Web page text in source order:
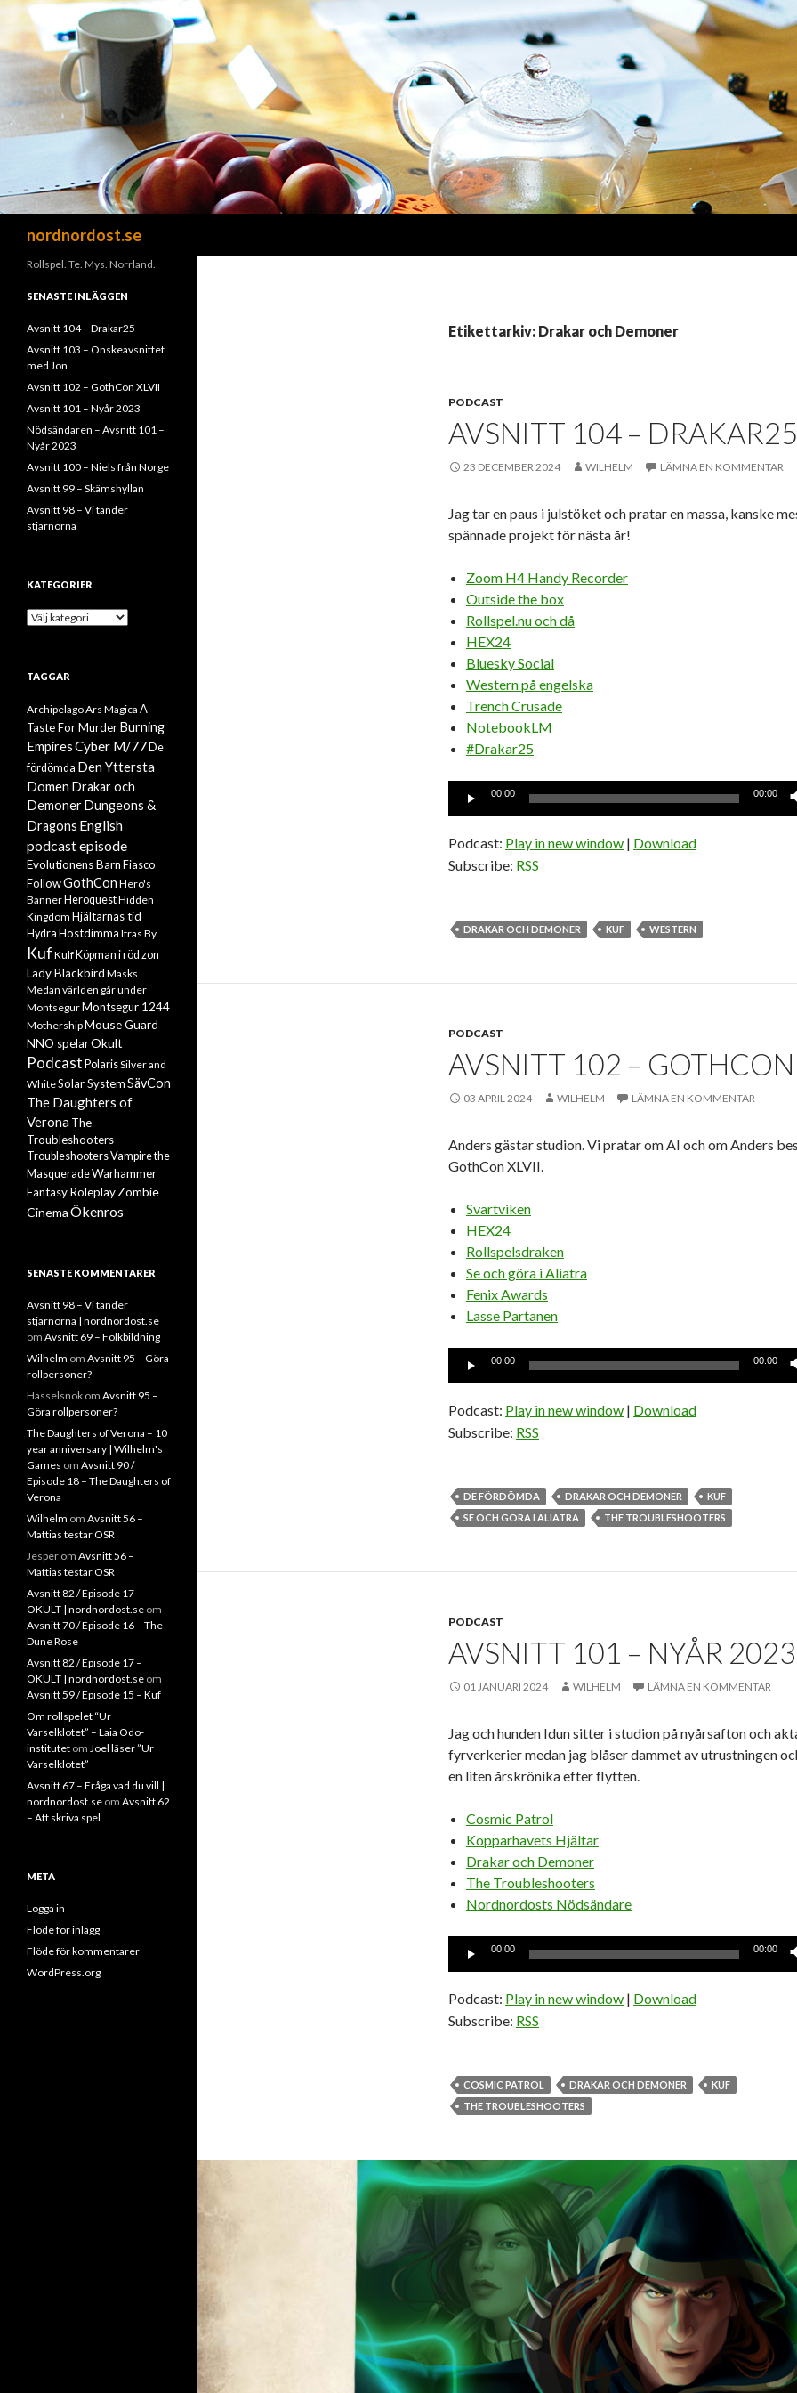
nordnordost.se
Etikettarkiv: Drakar och Demoner
PODCAST
AVSNITT 104 – DRAKAR25
23 DECEMBER 2024 WILHELM LÄMNA EN KOMMENTAR
Jag tar en paus i julstöket och pratar en massa, kanske
spännade projekt för nästa år!
Zoom H4 Handy Recorder
Outside the box
Rollspel.nu och då
HEX24
Bluesky Social
Western på engelska
Trench Crusade
NotebookLM
#Drakar25
Ljudspelare
00:00 00:00
Podcast: Play in new window | Download
Subscribe: RSS
DRAKAR OCH DEMONER KUF WESTERN
PODCAST
AVSNITT 102 – GOTHCON
03 APRIL 2024 WILHELM LÄMNA EN KOMMENTAR
Anders gästar studion. Vi pratar om AI och om Anders
GothCon XLVII.
Svartviken
HEX24
Rollspelsdraken
Se och göra i Aliatra
Fenix Awards
Lasse Partanen
Ljudspelare
00:00 00:00
Podcast: Play in new window | Download
Subscribe: RSS
DE FÖRDÖMDA DRAKAR OCH DEMONER
KUF
SE OCH GÖRA I ALIATRA
THE TROUBLESHOOTERS
PODCAST
AVSNITT 101 – NYÅR 2023
01 JANUARI 2024 WILHELM LÄMNA EN KOMMENTAR
Jag och hunden Idun sitter i studion på nyårsafton och
fyrverkerier medan jag blåser dammet av utrustningen
en liten årskrönika efter flytten.
Cosmic Patrol
Kopparhavets Hjältar
Drakar och Demoner
The Troubleshooters
Nordnordosts Nödsändare
Ljudspelare
00:00 00:00
Podcast: Play in new window | Download
Subscribe: RSS
COSMIC PATROL DRAKAR OCH DEMONER
KUF
THE TROUBLESHOOTERS
Rollspel. Te. Mys. Norrland.
SENASTE INLÄGGEN
Avsnitt 104 – Drakar25
Avsnitt 103 – Önskeavsnittet
med Jon
Avsnitt 102 – GothCon XLVII
Avsnitt 101 – Nyår 2023
Nödsändaren – Avsnitt 101 –
Nyår 2023
Avsnitt 100 – Niels från Norge
Avsnitt 99 – Skämshyllan
Avsnitt 98 – Vi tänder
stjärnorna
KATEGORIER
Kategorier
TAGGAR
ArchipelagoArs Magica A
Taste For MurderBurning
EmpiresCyber M/77 De
fördömda Den Yttersta
DomenDrakar och
DemonerDungeons &
Dragons English
podcast episode
Evolutionens Barn Fiasco
FollowGothCon Hero's
Banner HeroquestHidden
Kingdom Hjältarnas tid
Hydra Höstdimma Itras By
Kuf Kulf Köpman i röd zon
Lady Blackbird Masks
Medan världen går under
MontsegurMontsegur 1244
MothershipMouse Guard
NNO spelarOkult
Podcast PolarisSilver and
WhiteSolar SystemSävCon
The Daughters of
VeronaThe
Troubleshooters
TroubleshootersVampire the
MasqueradeWarhammer
Fantasy RoleplayZombie
CinemaÖkenros
SENASTE KOMMENTARER
Avsnitt 98 – Vi tänder
stjärnorna | nordnordost.se
om Avsnitt 69 – Folkbildning
Wilhelm om Avsnitt 95 – Göra
rollpersoner?
Hasselsnok om Avsnitt 95 –
Göra rollpersoner?
The Daughters of Verona – 10
year anniversary | Wilhelm's
Games om Avsnitt 90 /
Episode 18 – The Daughters of
Verona
Wilhelm om Avsnitt 56 –
Mattias testar OSR
Jesper om Avsnitt 56 –
Mattias testar OSR
Avsnitt 82 / Episode 17 –
OKULT | nordnordost.se om
Avsnitt 70 / Episode 16 – The
Dune Rose
Avsnitt 82 / Episode 17 –
OKULT | nordnordost.se om
Avsnitt 59 / Episode 15 – Kuf
Om rollspelet “Ur
Varselklotet” – Laia Odo-
institutet om Joel läser ”Ur
Varselklotet”
Avsnitt 67 – Fråga vad du vill |
nordnordost.se om Avsnitt 62
– Att skriva spel
META
Logga in
Flöde för inlägg
Flöde för kommentarer
WordPress.org